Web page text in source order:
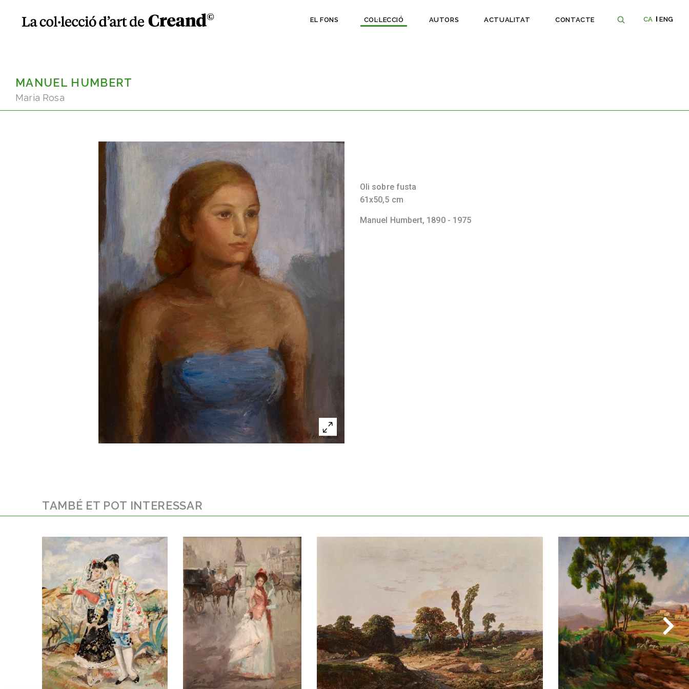
EL FONS COL·LECCIÓ AUTORS ACTUALITAT CONTACTE CA ENG
MANUEL HUMBERT
Maria Rosa
Oli sobre fusta
61x50,5 cm
Manuel Humbert, 1890 - 1975
TAMBÉ ET POT INTERESSAR